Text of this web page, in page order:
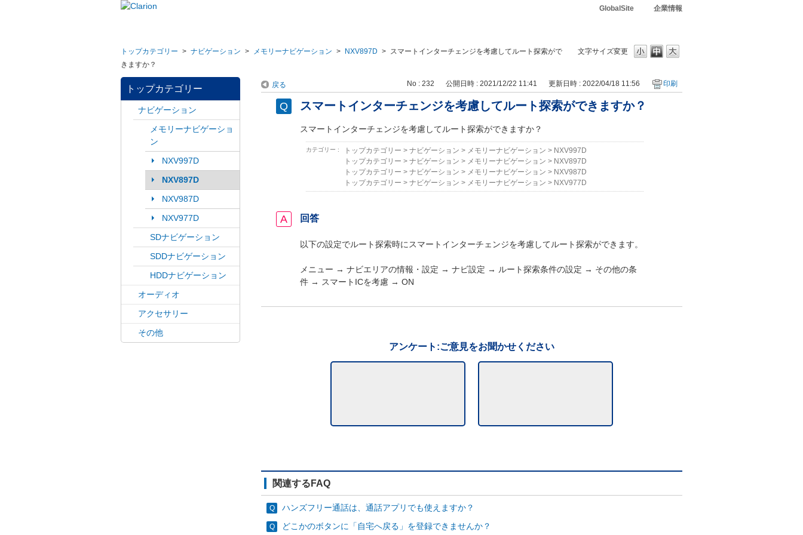
GlobalSite 企業情報
文字サイズ変更
トップカテゴリー > ナビゲーション > メモリーナビゲーション > NXV897D > スマートインターチェンジを考慮してルート探索がで
きますか？
トップカテゴリー
ナビゲーション
メモリーナビゲーショ
ン
NXV997D
NXV897D
NXV987D
NXV977D
SDナビゲーション
SDDナビゲーション
HDDナビゲーション
オーディオ
アクセサリー
その他
戻る No : 232 公開日時 : 2021/12/22 11:41 更新日時 : 2022/04/18 11:56 印刷
スマートインターチェンジを考慮してルート探索ができますか？
スマートインターチェンジを考慮してルート探索ができますか？
カテゴリー : トップカテゴリー > ナビゲーション > メモリーナビゲーション > NXV997D
トップカテゴリー > ナビゲーション > メモリーナビゲーション > NXV897D
トップカテゴリー > ナビゲーション > メモリーナビゲーション > NXV987D
トップカテゴリー > ナビゲーション > メモリーナビゲーション > NXV977D
回答
以下の設定でルート探索時にスマートインターチェンジを考慮してルート探索ができます。
メニュー → ナビエリアの情報・設定 → ナビ設定 → ルート探索条件の設定 → その他の条
件 → スマートICを考慮 → ON
アンケート:ご意見をお聞かせください
関連するFAQ
ハンズフリー通話は、通話アプリでも使えますか？
どこかのボタンに「自宅へ戻る」を登録できませんか？